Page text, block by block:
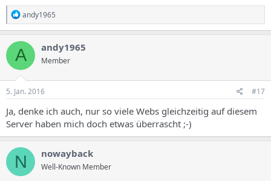
R
e
a
k
t
o
n
e
:
andy1965
A andy1965
Member
5. Jan. 2016 #17
Ja, denke ich auch, nur so viele Webs gleichzeitig auf diesem
Server haben mich doch etwas überrascht ;-)
N nowayback
Well-Known Member